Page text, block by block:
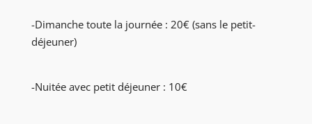
-Dimanche toute la journée : 20€ (sans le petit-
déjeuner)
-Nuitée avec petit déjeuner : 10€